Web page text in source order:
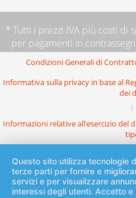
* Tutti i prezzi IVA più costi di
per pagamenti in
Condizioni Generali di
Informativa sulla privacy in base al
dei
Informazioni relative all’esercizio del
Questo sito utilizza tecnologie
terze parti per fornire e
servizi e per visualizzare
interessi degli utenti. Accetto